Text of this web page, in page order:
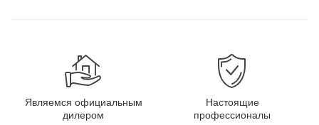
Являемся официальным
дилером
Настоящие
профессионалы